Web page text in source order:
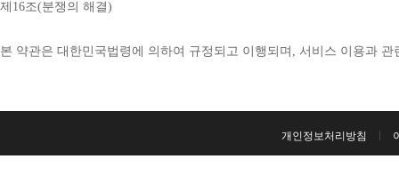
제 16조(분쟁의 해결)
본 약관은 대한민국법령에 의하여 규정되고 이행되며 , 서비스 이용과 관
개인정보처리방침